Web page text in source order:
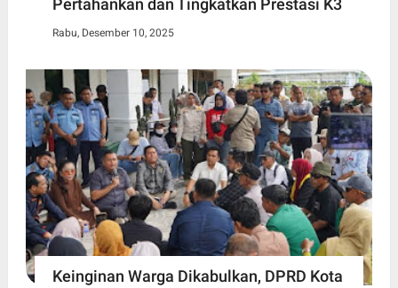
Rabu, Desember 10, 2025
Keinginan Warga Dikabulkan, DPRD Kota